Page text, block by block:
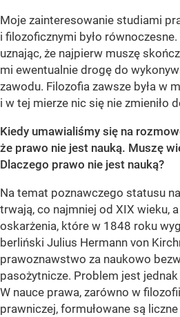
Moje zainteresowanie studiami
i filozoficznymi było
uznając, że najpierw muszę
mi ewentualnie drogę do
zawodu. Filozofia zawsze była w
i w tej mierze nic się nie zmieniło
Kiedy umawialiśmy się na
że prawo nie jest nauką. Muszę
Dlaczego prawo nie jest nauką?
Na temat poznawczego statusu
trwają, co najmniej od XIX wieku,
oskarżenia, które w 1848 roku
berliński Julius Hermann von
prawoznawstwo za naukowo
pasożytnicze. Problem jest jednak
W nauce prawa, zarówno w
prawniczej, formułowane są